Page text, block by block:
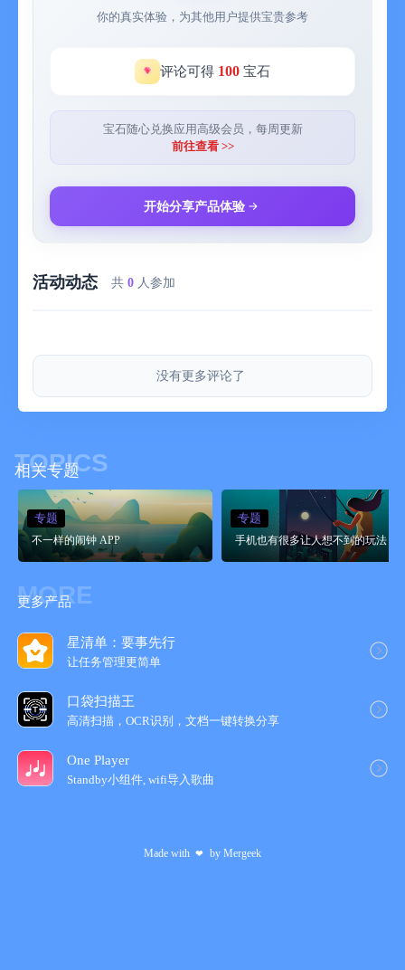
■打字任务 - 键入励志名言或自定义文字，让您醒来时精力充沛。
■步行任务 - 通过走路关闭闹钟！
■多重任务 - 如果一个任务不够，可以设置2-5个任务使自己完全
■超大音量 - 如果您感觉标准闹铃不够响亮，可尝试此功能！
■标签提醒 - 设置您的标签，在闹钟响铃时每分钟播报一次！
能！对于希望使用高级功能享受无限制成功唤醒和良好睡眠体验
在确认购买时，从您的Apple ID帐户扣除费用。如未在订阅期满
24小时前取消，此订购将自动续订。续订费用会在订阅期满前24
小时内自动从您的帐户扣除。购买后，您可以在App Store帐户设
在此阅读详细的条款和条件：
条款：https://www.websitepolicies.com/policies/view/mRJu35V7
隐私政策：https://alar.my/privacy_policy_global.html
Instagram @alarmy_official
TikTok @alarmy_official
你的真实体验，为其他用户提供宝贵参考
评论可得 100 宝石
宝石随心兑换应用高级会员，每周更新
前往查看 >>
开始分享产品体验
活动动态 共 0 人参加
没有更多评论了
TOPICS
相关专题
不一样的闹钟 APP
专题
手机也有很多让人想不到的玩法
专题
MORE
更多产品
星清单：要事先行
让任务管理更简‪单‬
口袋扫描王
高清扫描，OCR识别，文档一键转换分享
One Player
Standby小组件, wifi导入歌‪曲‬
Made with ❤ by Mergeek